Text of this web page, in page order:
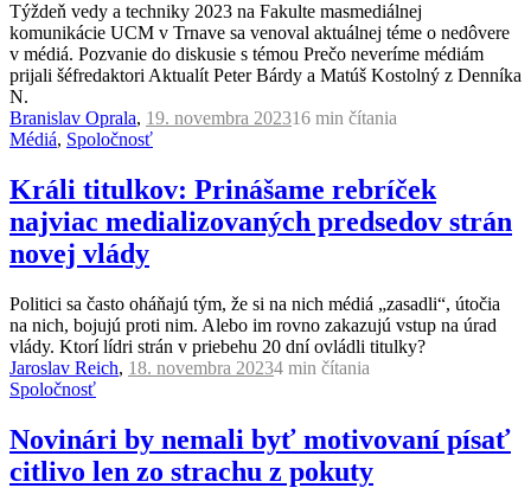
Týždeň vedy a techniky 2023 na Fakulte masmediálnej
komunikácie UCM v Trnave sa venoval aktuálnej téme o nedôvere
v médiá. Pozvanie do diskusie s témou Prečo neveríme médiám
prijali šéfredaktori Aktualít Peter Bárdy a Matúš Kostolný z Denníka
N.
Branislav Oprala, 19. novembra 202316 min čítania
Médiá, Spoločnosť
Králi titulkov: Prinášame rebríček
najviac medializovaných predsedov strán
novej vlády
Politici sa často oháňajú tým, že si na nich médiá „zasadli“, útočia
na nich, bojujú proti nim. Alebo im rovno zakazujú vstup na úrad
vlády. Ktorí lídri strán v priebehu 20 dní ovládli titulky?
Jaroslav Reich, 18. novembra 20234 min čítania
Spoločnosť
Novinári by nemali byť motivovaní písať
citlivo len zo strachu z pokuty